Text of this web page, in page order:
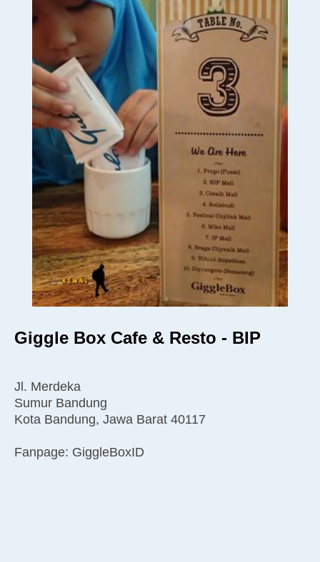
Giggle Box Cafe & Resto - BIP
Jl. Merdeka
Sumur Bandung
Kota Bandung, Jawa Barat 40117
Fanpage: GiggleBoxID